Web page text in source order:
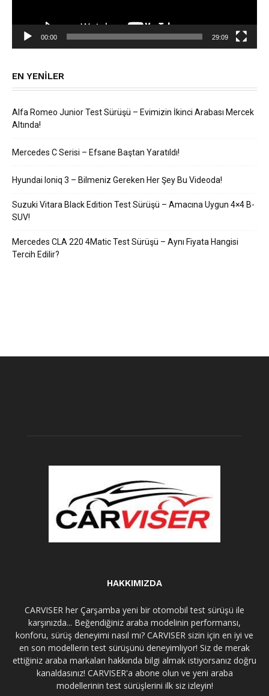
00:00 29:09
EN YENILER
Alfa Romeo Junior Test Sürüşü – Evimizin İkinci Arabası Mercek
Altında!
Mercedes C Serisi – Efsane Baştan Yaratıldı!
Hyundai Ioniq 3 – Bilmeniz Gereken Her Şey Bu Videoda!
Suzuki Vitara Black Edition Test Sürüşü – Amacına Uygun 4×4 B-
SUV!
Mercedes CLA 220 4Matic Test Sürüşü – Aynı Fiyata Hangisi
Tercih Edilir?
HAKKIMIZDA
CARVISER her Çarşamba yeni bir otomobil test sürüşü ile
karşınızda... Beğendiğiniz araba modelinin performansı,
konforu, sürüş deneyimi nasıl mı? CARVISER sizin için en iyi ve
en son modellerin test sürüşünü deneyimliyor! Siz de merak
ettiğiniz araba markaları hakkında bilgi almak istiyorsanız doğru
kanaldasınız! CARVISER'a abone olun ve yeni araba
modellerinin test sürüşlerini ilk siz izleyin!